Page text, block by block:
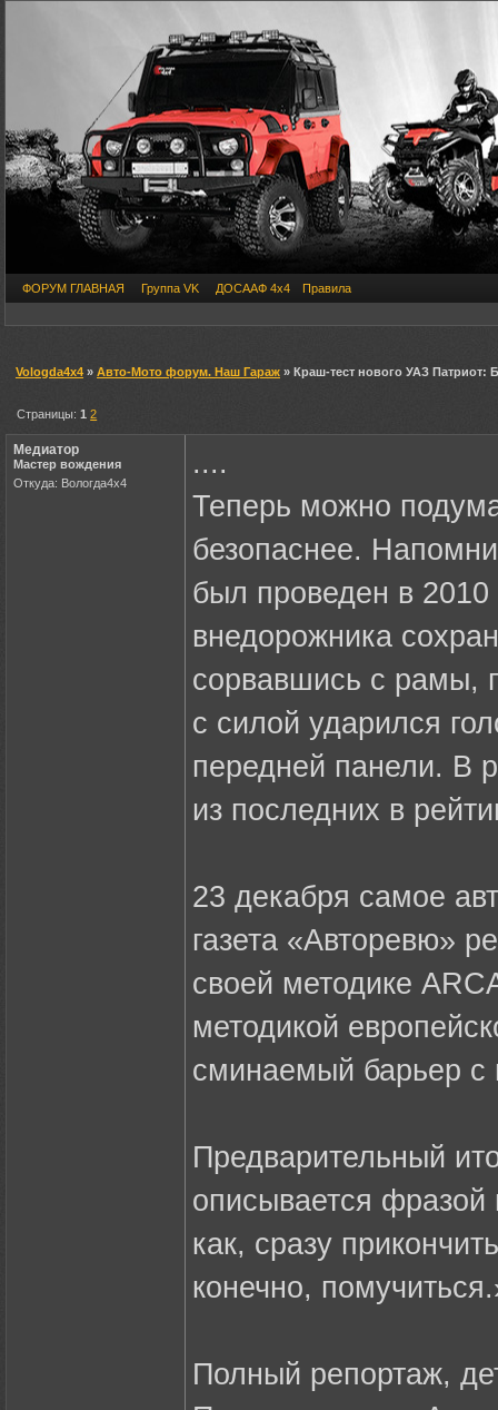
ФОРУМ ГЛАВНАЯ Группа VK ДОСААФ 4х4 Правила
Vologda4x4 » Авто-Мото форум. Наш Гараж » Краш-тест нового УАЗ Патриот:
Страницы:1 2
Медиатор
Мастер вождения
Откуда: Вологда4х4
....
Теперь можно
безопаснее.
был проведен в 2010
внедорожника
сорвавшись с рамы,
с силой ударился
передней панели. В
из последних в
23 декабря самое
газета «Авторевю»
своей методике
методикой
сминаемый барьер с
Предварительный
описывается
как, сразу
конечно,
Полный репортаж,